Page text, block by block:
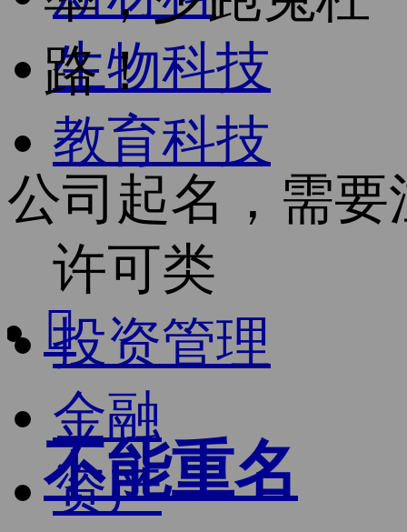
生物科技
教育科技
许可类
投资管理
金融
资产
路！
公司起名，需

不能重名